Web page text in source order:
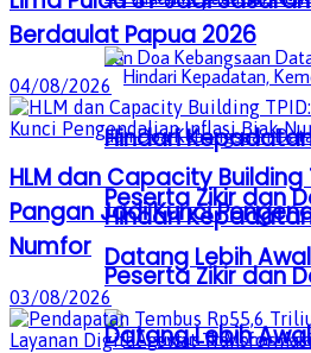
Hindari
Peserta Zikir dan
Datang Lebih Awal
Hindari
Peserta Zikir dan
Datang Lebih Awal
Berdaulat Papua 2026
04/08/2026
HLM dan Capacity Building
Pangan Jadi Kunci
Numfor
03/08/2026